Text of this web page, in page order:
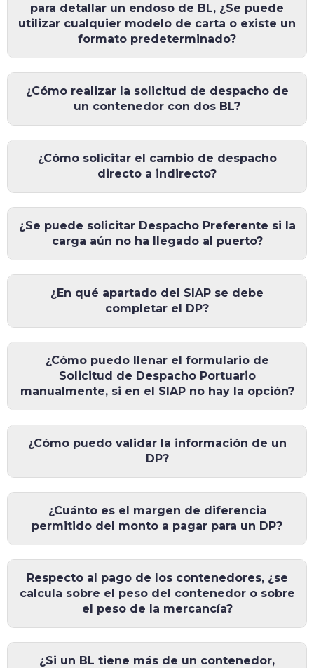
para detallar un endoso de BL, ¿Se puede
utilizar cualquier modelo de carta o existe un
formato predeterminado?
¿Cómo realizar la solicitud de despacho de
un contenedor con dos BL?
¿Cómo solicitar el cambio de despacho
directo a indirecto?
¿Se puede solicitar Despacho Preferente si la
carga aún no ha llegado al puerto?
¿En qué apartado del SIAP se debe
completar el DP?
¿Cómo puedo llenar el formulario de
Solicitud de Despacho Portuario
manualmente, si en el SIAP no hay la opción?
¿Cómo puedo validar la información de un
DP?
¿Cuánto es el margen de diferencia
permitido del monto a pagar para un DP?
Respecto al pago de los contenedores, ¿se
calcula sobre el peso del contenedor o sobre
el peso de la mercancía?
¿Si un BL tiene más de un contenedor,